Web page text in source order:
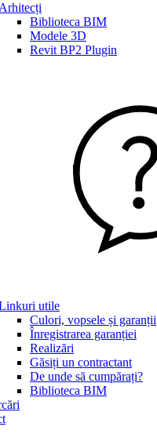
Biblioteca BIM
Modele 3D
Revit BP2 Plugin
utile
Culori, vopsele și garanții
Înregistrarea garanției
Realizări
Găsiți un contractant
De unde să cumpărați?
Biblioteca BIM